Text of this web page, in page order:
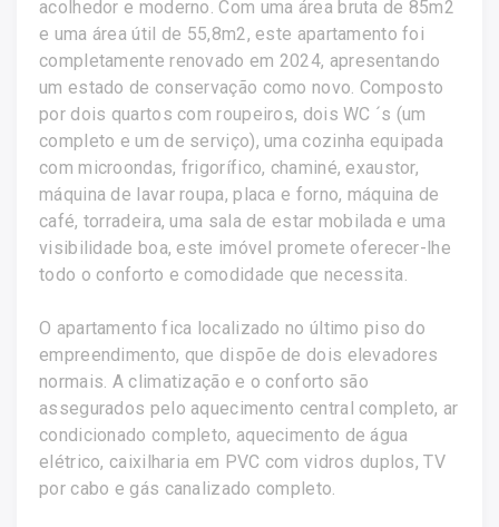
acolhedor e moderno. Com uma área bruta de 85m2
e uma área útil de 55,8m2, este apartamento foi
completamente renovado em 2024, apresentando
um estado de conservação como novo. Composto
por dois quartos com roupeiros, dois WC ´s (um
completo e um de serviço), uma cozinha equipada
com microondas, frigorífico, chaminé, exaustor,
máquina de lavar roupa, placa e forno, máquina de
café, torradeira, uma sala de estar mobilada e uma
visibilidade boa, este imóvel promete oferecer-lhe
todo o conforto e comodidade que necessita.
O apartamento fica localizado no último piso do
empreendimento, que dispõe de dois elevadores
normais. A climatização e o conforto são
assegurados pelo aquecimento central completo, ar
condicionado completo, aquecimento de água
elétrico, caixilharia em PVC com vidros duplos, TV
por cabo e gás canalizado completo.